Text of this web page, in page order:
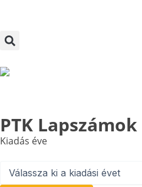
content
PTK Lapszámok
Kiadás éve